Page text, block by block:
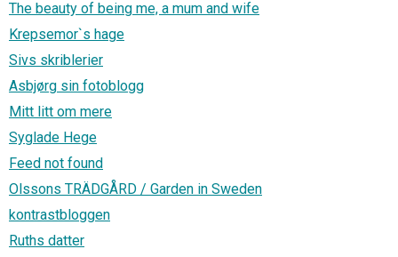
The beauty of being me, a mum and wife
Krepsemor`s hage
Sivs skriblerier
Asbjørg sin fotoblogg
Mitt litt om mere
Syglade Hege
Feed not found
Olssons TRÄDGÅRD / Garden in Sweden
kontrastbloggen
Ruths datter